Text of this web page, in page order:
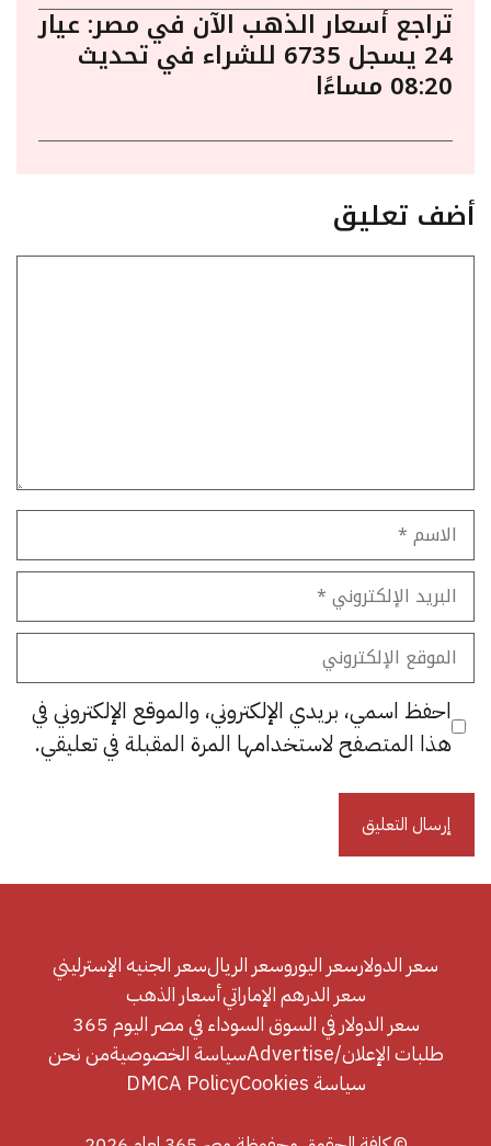
تراجع أسعار الذهب الآن في مصر: عيار
24 يسجل 6735 للشراء في تحديث
08:20 مساءًا
أضف تعليق
الاسم
البريد
الإلكتروني
الموقع
الإلكتروني
احفظ اسمي، بريدي الإلكتروني، والموقع الإلكتروني في
هذا المتصفح لاستخدامها المرة المقبلة في تعليقي.
سعر الدولارسعر اليوروسعر الريالسعر الجنيه الإسترليني
سعر الدرهم الإماراتيأسعار الذهب
سعر الدولار في السوق السوداء في مصر اليوم 365
طلبات الإعلان/Advertise
سياسة الخصوصيةمن نحن
سياسة Cookies
DMCA Policy